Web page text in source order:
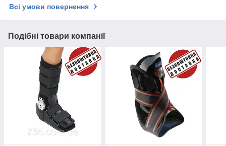
Всі умови повернення
Подібні товари компанії